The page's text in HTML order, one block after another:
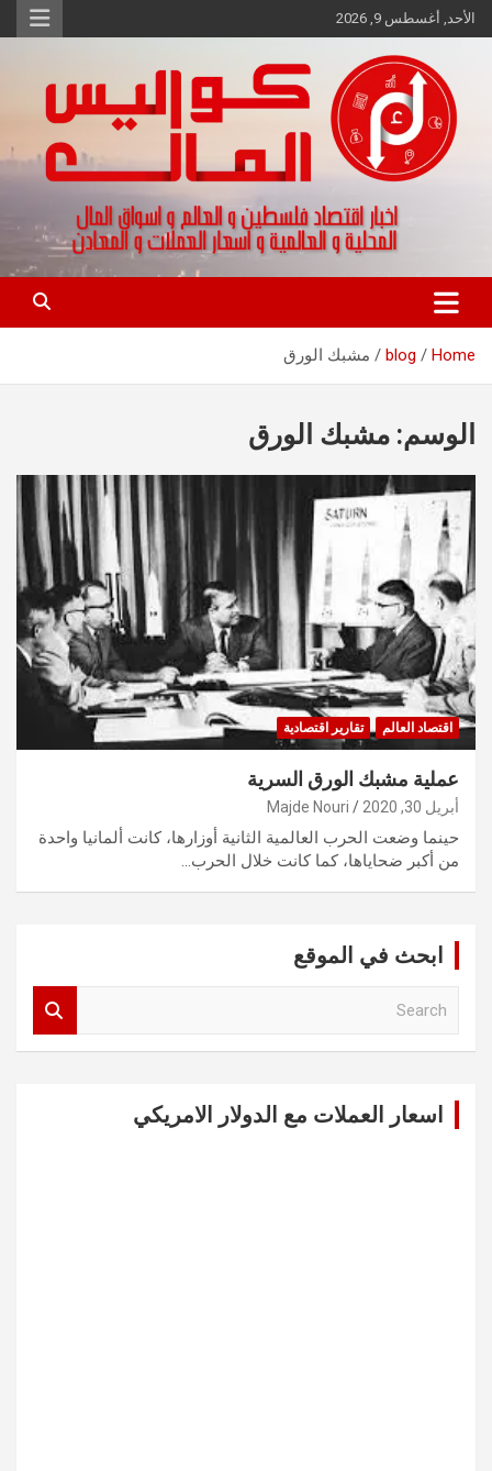
Skip
to
الأحد, أغسطس 9, 2026
كواليس المال
اخبار اقتصاد فلسطين و العالم و تقارير اسواق المال و العملات
Home
blog مشبك الورق
الوسم: مشبك الورق
اقتصاد العالم تقارير اقتصادية
عملية مشبك الورق السرية
أبريل 30, 2020 Majde Nouri
حينما وضعت الحرب العالمية الثانية أوزارها، كانت ألمانيا واحدة
من أكبر ضحاياها، كما كانت خلال الحرب…
ابحث في الموقع
اسعار العملات مع الدولار الامريكي